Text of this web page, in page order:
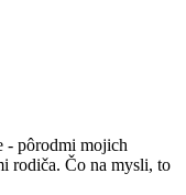
- pôrodmi mojich
rodiča. Čo na mysli, to